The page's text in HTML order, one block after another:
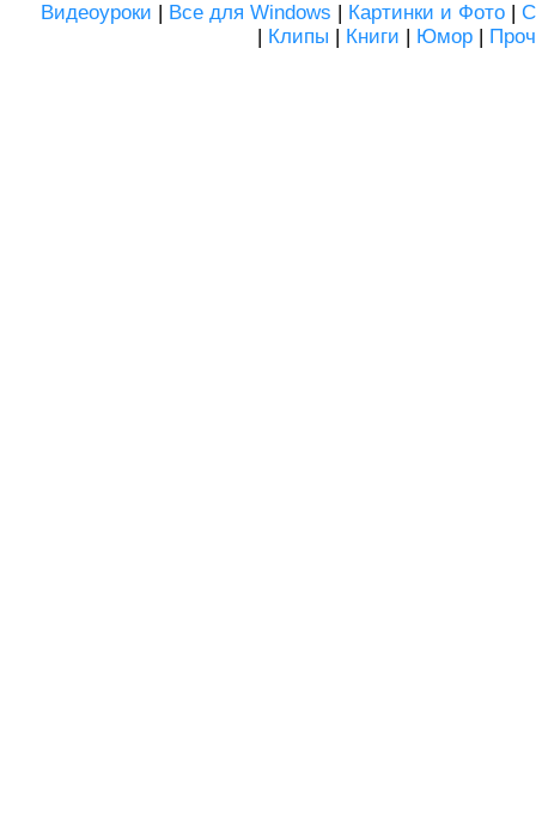
Видеоуроки | Все для Windows | Картинки и Фото|
| Клипы | Книги | Юмор |